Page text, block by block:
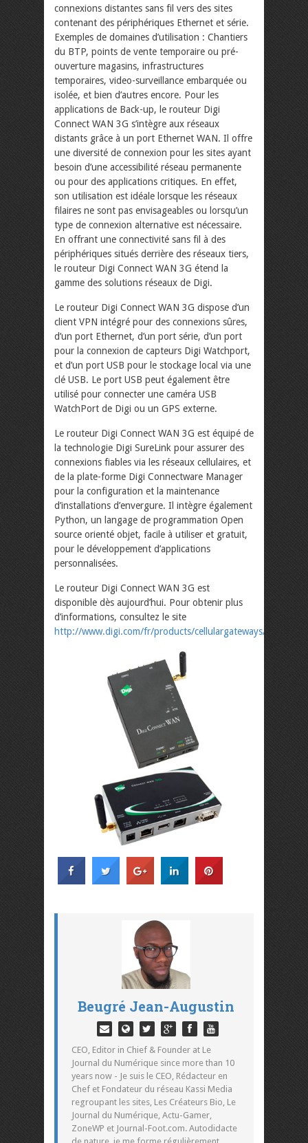
connexions distantes sans fil vers des sites
contenant des périphériques Ethernet et série.
Exemples de domaines d’utilisation : Chantiers
du BTP, points de vente temporaire ou pré-
ouverture magasins, infrastructures
temporaires, video-surveillance embarquée ou
isolée, et bien d’autres encore. Pour les
applications de Back-up, le routeur Digi
Connect WAN 3G s’intègre aux réseaux
distants grâce à un port Ethernet WAN. Il offre
une diversité de connexion pour les sites ayant
besoin d’une accessibilité réseau permanente
ou pour des applications critiques. En effet,
son utilisation est idéale lorsque les réseaux
filaires ne sont pas envisageables ou lorsqu’un
type de connexion alternative est nécessaire.
En offrant une connectivité sans fil à des
périphériques situés derrière des réseaux tiers,
le routeur Digi Connect WAN 3G étend la
gamme des solutions réseaux de Digi.
Le routeur Digi Connect WAN 3G dispose d’un
client VPN intégré pour des connexions sûres,
d’un port Ethernet, d’un port série, d’un port
pour la connexion de capteurs Digi Watchport,
et d’un port USB pour le stockage local via une
clé USB. Le port USB peut également être
utilisé pour connecter une caméra USB
WatchPort de Digi ou un GPS externe.
Le routeur Digi Connect WAN 3G est équipé de
la technologie Digi SureLink pour assurer des
connexions fiables via les réseaux cellulaires, et
de la plate-forme Digi Connectware Manager
pour la configuration et la maintenance
d’installations d’envergure. Il intègre également
Python, un langage de programmation Open
source orienté objet, facile à utiliser et gratuit,
pour le développement d’applications
personnalisées.
Le routeur Digi Connect WAN 3G est
disponible dès aujourd’hui. Pour obtenir plus
d’informations, consultez le site
http://www.digi.com/fr/products/cellulargateways/
Beugré Jean-Augustin
CEO, Editor in Chief & Founder at Le
Journal du Numérique since more than 10
years now - Je suis le CEO, Rédacteur en
Chef et Fondateur du réseau Kassi Media
regroupant les sites, Les Créateurs Bio, Le
Journal du Numérique, Actu-Gamer,
ZoneWP et Journal-Foot.com. Autodidacte